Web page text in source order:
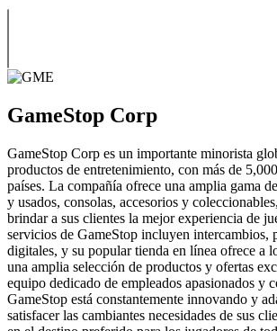
GameStop Corp
GameStop Corp es un importante minorista
productos de entretenimiento, con más de
países. La compañía ofrece una amplia gama
y usados, consolas, accesorios y
brindar a sus clientes la mejor experiencia de
servicios de GameStop incluyen intercambios,
digitales, y su popular tienda en línea ofrece a
una amplia selección de productos y ofertas
equipo dedicado de empleados apasionados y
GameStop está constantemente innovando y
satisfacer las cambiantes necesidades de sus